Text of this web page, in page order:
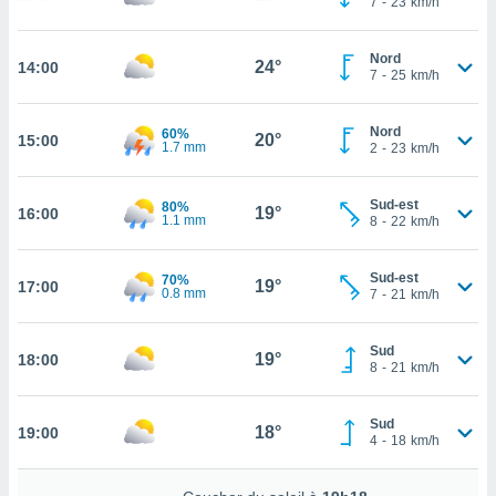
de
votre
le
des
au
14:00 24°
Nord
7 - 25 km/h
15:00
60%
1.7 mm
20°
Nord
2 - 23 km/h
16:00
80%
1.1 mm
19°
Sud-est
8 - 22 km/h
17:00
70%
0.8 mm
19°
Sud-est
7 - 21 km/h
18:00 19°
Sud
8 - 21 km/h
19:00 18°
Sud
4 - 18 km/h